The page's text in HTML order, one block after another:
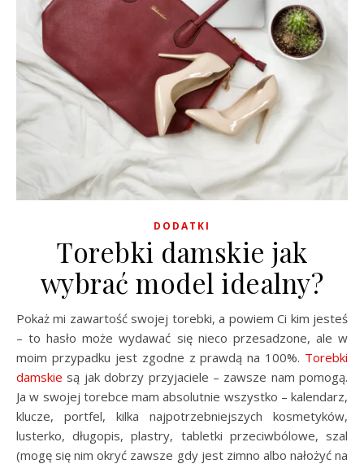
DODATKI
Torebki damskie jak
wybrać model idealny?
Pokaż mi zawartość swojej torebki, a powiem Ci kim jesteś
– to hasło może wydawać się nieco przesadzone, ale w
moim przypadku jest zgodne z prawdą na 100%. Torebki
damskie są jak dobrzy przyjaciele – zawsze nam pomogą.
Ja w swojej torebce mam absolutnie wszystko – kalendarz,
klucze, portfel, kilka najpotrzebniejszych kosmetyków,
lusterko, długopis, plastry, tabletki przeciwbólowe, szal
(mogę się nim okryć zawsze gdy jest zimno albo nałożyć na